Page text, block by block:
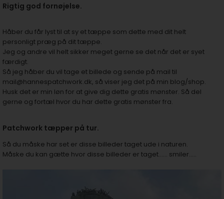
Rigtig god fornøjelse.
Håber du får lyst til at sy et tæppe som dette med dit helt
personligt præg på dit tæppe.
Jeg og andre vil helt sikker meget gerne se det når det er syet
færdigt.
Så jeg håber du vil tage et billede og sende på mail til
mail@hannespatchwork.dk, så viser jeg det på min blog/shop.
Husk det er min løn for at give dig dette gratis mønster. Så del
gerne og fortæl hvor du har dette gratis mønster fra.
Patchwork tæpper på tur.
Så du måske har set er disse billeder taget ude i naturen.
Måske du kan gætte hvor disse billeder er taget...... smiler.....